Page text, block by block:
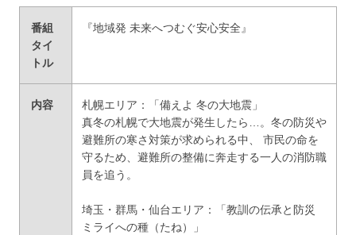
番組
タイ
トル
『地域発 未来へつむぐ安心安全』
内容
札幌エリア：「備えよ 冬の大地震」
真冬の札幌で大地震が発生したら…。冬の防災や
避難所の寒さ対策が求められる中、 市民の命を
守るため、避難所の整備に奔走する一人の消防職
員を追う。
埼玉・群馬・仙台エリア：「教訓の伝承と防災
ミライへの種（たね）」